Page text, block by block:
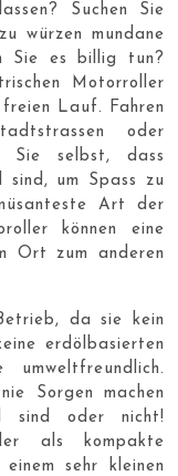
Suchen Sie
würzen mundane
Sie es billig tun?
Motorroller
Lauf. Fahren
oder
Sie selbst, dass
sind, um Spass zu
Art der
können eine
Ort zum anderen
da sie kein
erdölbasierten
Sorgen machen
sind oder nicht!
als kompakte
sehr kleinen